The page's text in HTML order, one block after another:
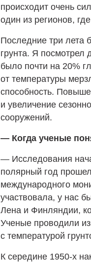
происходит очень
один из регионов,
Последние три лета
грунта. Я посмотрел
было почти на 20%
от температуры
способность.
и увеличение
сооружений.
— Когда ученые
— Исследования
полярный год
международного
участвовала, у нас
Лена и Финляндии,
Ученые проводили
с температурой
К середине 1950‑х